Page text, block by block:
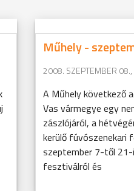
Műhely -
2008. SZEPTEMBER
A Műhely következő
Vas vármegye egy
zászlójáról, a
kerülő fúvószenekari
szeptember 7-től
fesztiválról és